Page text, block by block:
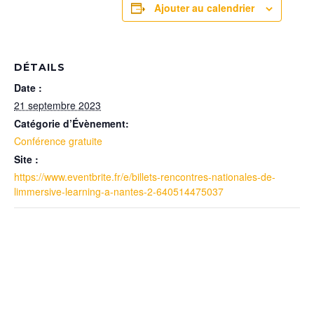
Ajouter au calendrier
DÉTAILS
Date :
21 septembre 2023
Catégorie d’Évènement:
Conférence gratuite
Site :
https://www.eventbrite.fr/e/billets-rencontres-nationales-de-
limmersive-learning-a-nantes-2-640514475037